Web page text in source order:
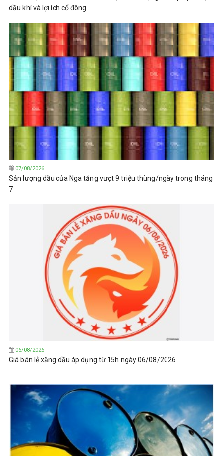
dầu khí và lợi ích cổ đông
07/08/2026
Sản lượng dầu của Nga tăng vượt 9 triệu thùng/ngày trong tháng
7
06/08/2026
Giá bán lẻ xăng dầu áp dụng từ 15h ngày 06/08/2026